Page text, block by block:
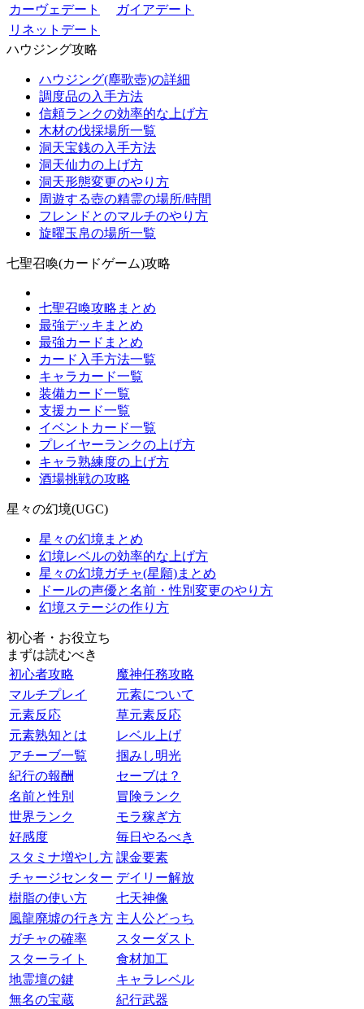
カーヴェデート
ガイアデート
リネットデート
ハウジング攻略
ハウジング(塵歌壺)の詳細
調度品の入手方法
信頼ランクの効率的な上げ方
木材の伐採場所一覧
洞天宝銭の入手方法
洞天仙力の上げ方
洞天形態変更のやり方
周遊する壺の精霊の場所/時間
フレンドとのマルチのやり方
旋曜玉帛の場所一覧
七聖召喚(カードゲーム)攻略
七聖召喚攻略まとめ
最強デッキまとめ
最強カードまとめ
カード入手方法一覧
キャラカード一覧
装備カード一覧
支援カード一覧
イベントカード一覧
プレイヤーランクの上げ方
キャラ熟練度の上げ方
酒場挑戦の攻略
星々の幻境(UGC)
星々の幻境まとめ
幻境レベルの効率的な上げ方
星々の幻境ガチャ(星願)まとめ
ドールの声優と名前・性別変更のやり方
幻境ステージの作り方
初心者・お役立ち
まずは読むべき
初心者攻略
魔神任務攻略
マルチプレイ
元素について
元素反応
草元素反応
元素熟知とは
レベル上げ
アチーブ一覧
掴みし明光
紀行の報酬
セーブは？
名前と性別
冒険ランク
世界ランク
モラ稼ぎ方
好感度
毎日やるべき
スタミナ増やし方 課金要素
チャージセンター デイリー解放
樹脂の使い方
七天神像
風龍廃墟の行き方 主人公どっち
ガチャの確率
スターダスト
スターライト
食材加工
地霊壇の鍵
キャラレベル
無名の宝蔵
紀行武器